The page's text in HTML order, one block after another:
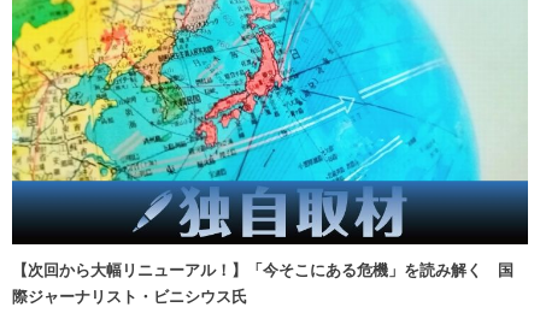
【次回から大幅リニューアル！】「今そこにある危機」を読み解く 国
際ジャーナリスト・ビニシウス氏